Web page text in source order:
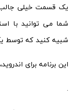
یک قسمت خیلی
شما می توانید با
شبیه کنید که توسط
این برنامه برای
.